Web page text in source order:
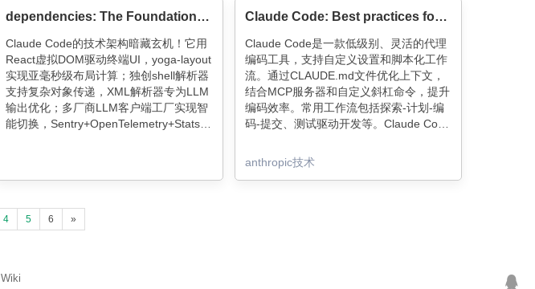
dependencies: The Foundation of Claude Code's Architecture
Claude Code的技术架构暗藏玄机！它用
React虚拟DOM驱动终端UI，yoga-layout
实现亚毫秒级布局计算；独创shell解析器
支持复杂对象传递，XML解析器专为LLM
输出优化；多厂商LLM客户端工厂实现智
能切换，Sentry+OpenTelemetry+Statsig
Claude Code: Best practices for agentic coding
Claude Code是一款低级别、灵活的代理
编码工具，支持自定义设置和脚本化工作
流。通过CLAUDE.md文件优化上下文，
结合MCP服务器和自定义斜杠命令，提升
编码效率。常用工作流包括探索-计划-编
码-提交、测试驱动开发等。Claude Code
等工具的无缝集成，帮助开发者快速迭代
和调试代码。建议通过具体指令和图像输
anthropic技术
4 5 6 »
Wiki